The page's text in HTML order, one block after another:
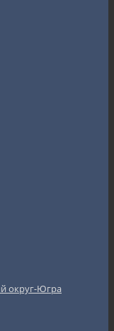
округ-Югра